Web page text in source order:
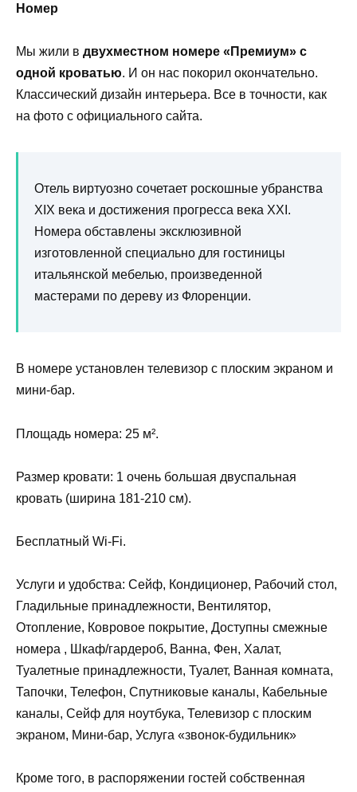
Номер
Мы жили в двухместном номере «Премиум» с
одной кроватью. И он нас покорил окончательно.
Классический дизайн интерьера. Все в точности, как
на фото с официального сайта.
Отель виртуозно сочетает роскошные убранства
XIX века и достижения прогресса века XXI.
Номера обставлены эксклюзивной
изготовленной специально для гостиницы
итальянской мебелью, произведенной
мастерами по дереву из Флоренции.
В номере установлен телевизор с плоским экраном и
мини-бар.
Площадь номера: 25 м².
Размер кровати: 1 очень большая двуспальная
кровать (ширина 181-210 см).
Бесплатный Wi-Fi.
Услуги и удобства: Сейф, Кондиционер, Рабочий стол,
Гладильные принадлежности, Вентилятор,
Отопление, Ковровое покрытие, Доступны смежные
номера , Шкаф/гардероб, Ванна, Фен, Халат,
Туалетные принадлежности, Туалет, Ванная комната,
Тапочки, Телефон, Спутниковые каналы, Кабельные
каналы, Сейф для ноутбука, Телевизор с плоским
экраном, Мини-бар, Услуга «звонок-будильник»
Кроме того, в распоряжении гостей собственная